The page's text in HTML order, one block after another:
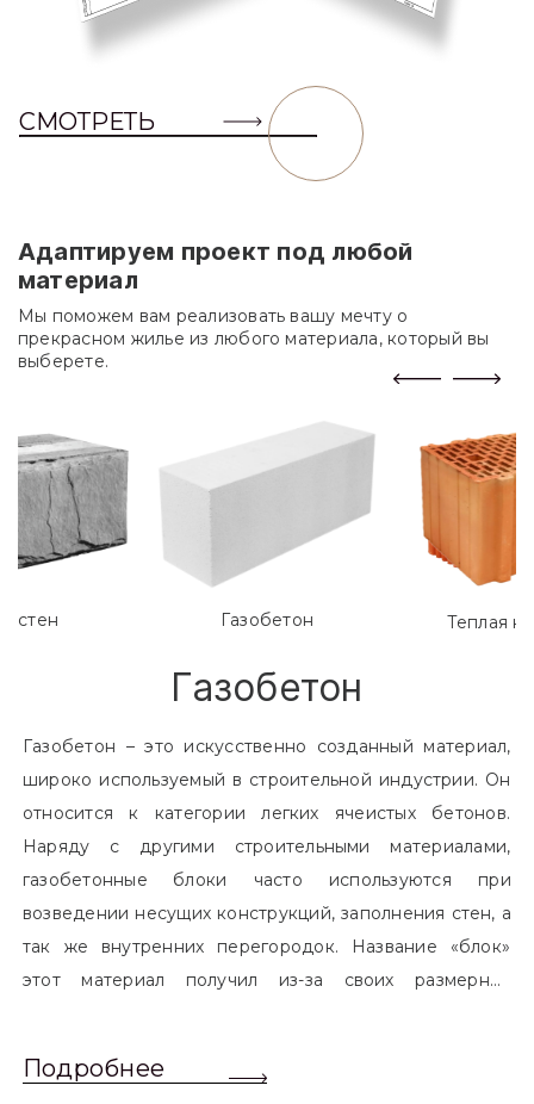
СМОТРЕТЬ
Адаптируем проект под любой
материал
Мы поможем вам реализовать вашу мечту о
прекрасном жилье из любого материала, который вы
выберете.
Газобетон Теплая
Газобетон
Газобетон – это искусственно созданный материал,
широко используемый в строительной индустрии. Он
относится к категории легких ячеистых бетонов.
Наряду с другими строительными материалами,
газобетонные блоки часто используются при
возведении несущих конструкций, заполнения стен, а
так же внутренних перегородок. Название «блок»
этот материал получил из-за своих размерных
обычный одинарный кирпич. Размер блоков различен
Подробнее